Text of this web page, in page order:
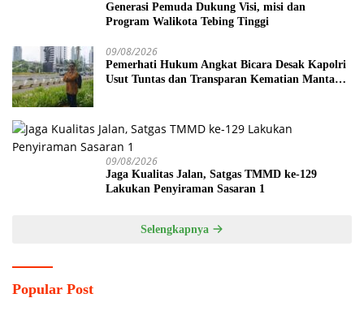
Generasi Pemuda Dukung Visi, misi dan
Program Walikota Tebing Tinggi
09/08/2026
Pemerhati Hukum Angkat Bicara Desak Kapolri
Usut Tuntas dan Transparan Kematian Mantan
09/08/2026
Jaga Kualitas Jalan, Satgas TMMD ke-129
Lakukan Penyiraman Sasaran 1
Selengkapnya
Popular Post